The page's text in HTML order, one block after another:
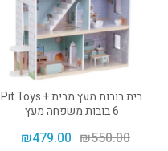
בית בובות מעץ מבית Pit Toys +
6 בובות משפחה מעץ
₪550.00
₪479.00